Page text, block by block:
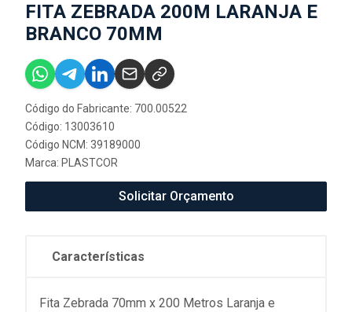
FITA ZEBRADA 200M LARANJA E
BRANCO 70MM
Código do Fabricante: 700.00522
Código: 13003610
Código NCM: 39189000
Marca: PLASTCOR
Solicitar Orçamento
Características
Fita Zebrada 70mm x 200 Metros Laranja e